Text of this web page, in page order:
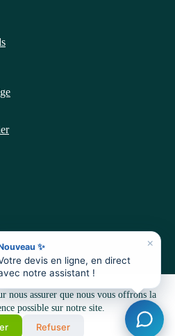
nous assurer que nous vous offrons la
possible sur notre site.
Refuser
de prêt
confidentialité•
×
✨
devis en ligne, en direct
notre assistant !